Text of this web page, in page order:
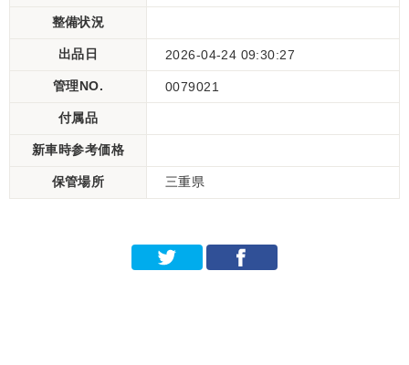
整備状況
出品日 2026-04-24 09:30:27
管理NO. 0079021
付属品
新車時参考価格
保管場所 三重県